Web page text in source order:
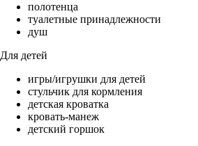
полотенца
туалетные принадлежности
душ
Для детей
игры/игрушки для детей
стульчик для кормления
детская кроватка
кровать-манеж
детский горшок